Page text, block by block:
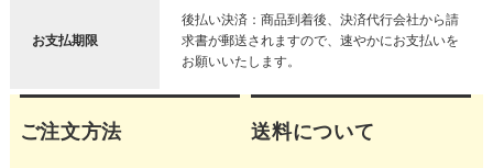
お支払期限
後払い決済：商品到着後、決済代行会社から請
求書が郵送されますので、速やかにお支払いを
お願いいたします。
ご注文方法 送料について